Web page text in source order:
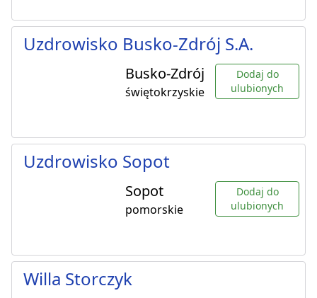
Uzdrowisko Busko-Zdrój S.A.
Busko-Zdrój
świętokrzyskie
Dodaj do
ulubionych
Uzdrowisko Sopot
Sopot
pomorskie
Dodaj do
ulubionych
Willa Storczyk